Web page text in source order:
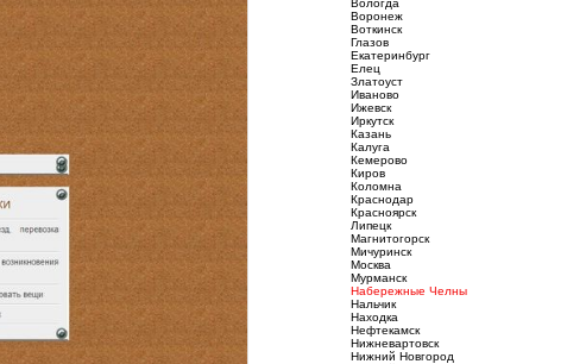
Вологда
Воронеж
Воткинск
Глазов
Екатеринбург
Елец
Златоуст
Иваново
Ижевск
Иркутск
Казань
Калуга
Кемерово
Киров
Коломна
Краснодар
Красноярск
Липецк
Магнитогорск
Мичуринск
Москва
Мурманск
Набережные Челны
Нальчик
Находка
Нефтекамск
Нижневартовск
Нижний Новгород